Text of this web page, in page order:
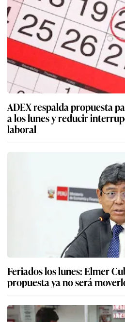
ADEX respalda propuesta
a los lunes y reducir
laboral
Feriados los lunes: Elmer
propuesta ya no será